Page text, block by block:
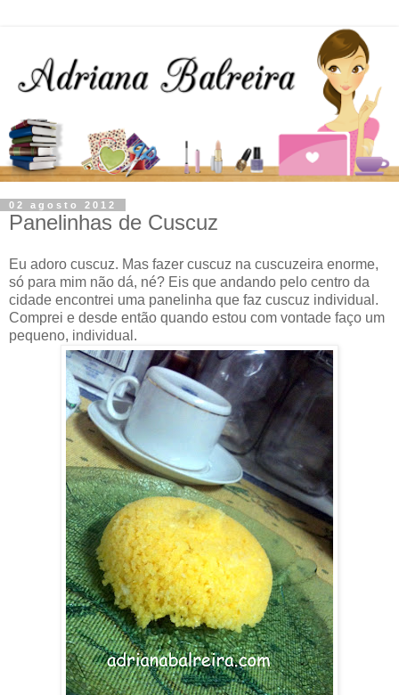
02 agosto 2012
Panelinhas de Cuscuz
Eu adoro cuscuz. Mas fazer cuscuz na cuscuzeira enorme,
só para mim não dá, né? Eis que andando pelo centro da
cidade encontrei uma panelinha que faz cuscuz individual.
Comprei e desde então quando estou com vontade faço um
pequeno, individual.